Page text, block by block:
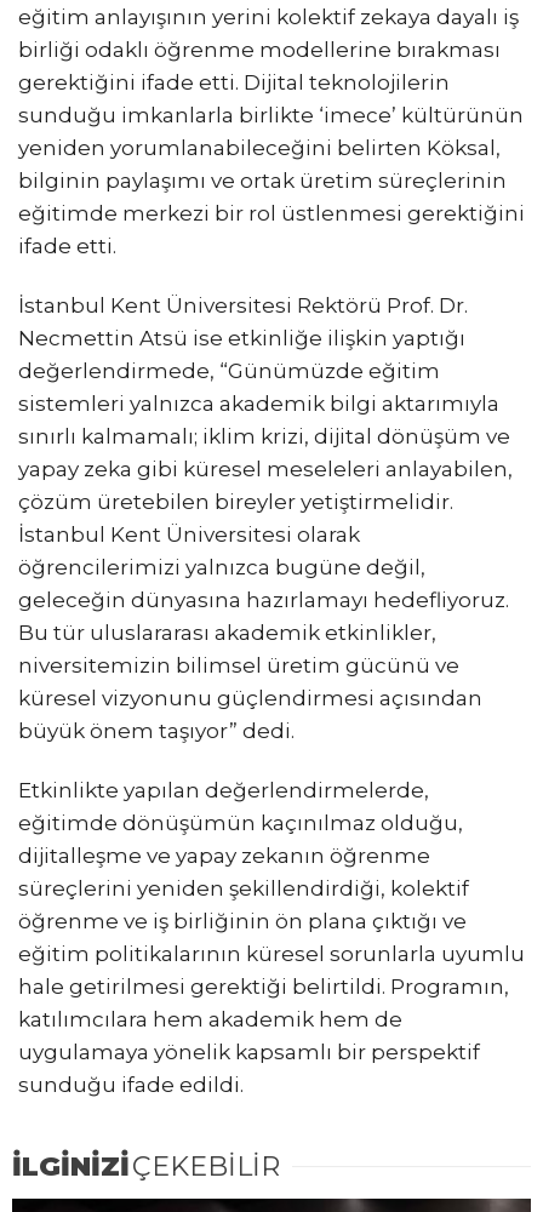
eğitim anlayışının yerini kolektif zekaya dayalı iş
birliği odaklı öğrenme modellerine bırakması
gerektiğini ifade etti. Dijital teknolojilerin
sunduğu imkanlarla birlikte ‘imece’ kültürünün
yeniden yorumlanabileceğini belirten Köksal,
bilginin paylaşımı ve ortak üretim süreçlerinin
eğitimde merkezi bir rol üstlenmesi gerektiğini
ifade etti.
İstanbul Kent Üniversitesi Rektörü Prof. Dr.
Necmettin Atsü ise etkinliğe ilişkin yaptığı
değerlendirmede, “Günümüzde eğitim
sistemleri yalnızca akademik bilgi aktarımıyla
sınırlı kalmamalı; iklim krizi, dijital dönüşüm ve
yapay zeka gibi küresel meseleleri anlayabilen,
çözüm üretebilen bireyler yetiştirmelidir.
İstanbul Kent Üniversitesi olarak
öğrencilerimizi yalnızca bugüne değil,
geleceğin dünyasına hazırlamayı hedefliyoruz.
Bu tür uluslararası akademik etkinlikler,
niversitemizin bilimsel üretim gücünü ve
küresel vizyonunu güçlendirmesi açısından
büyük önem taşıyor” dedi.
Etkinlikte yapılan değerlendirmelerde,
eğitimde dönüşümün kaçınılmaz olduğu,
dijitalleşme ve yapay zekanın öğrenme
süreçlerini yeniden şekillendirdiği, kolektif
öğrenme ve iş birliğinin ön plana çıktığı ve
eğitim politikalarının küresel sorunlarla uyumlu
hale getirilmesi gerektiği belirtildi. Programın,
katılımcılara hem akademik hem de
uygulamaya yönelik kapsamlı bir perspektif
sunduğu ifade edildi.
İLGİNİZİÇEKEBİLİR